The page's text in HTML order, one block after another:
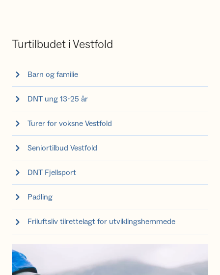
Turtilbudet i Vestfold
Barn og familie
DNT ung 13-25 år
Turer for voksne Vestfold
Seniortilbud Vestfold
DNT Fjellsport
Padling
Friluftsliv tilrettelagt for utviklingshemmede